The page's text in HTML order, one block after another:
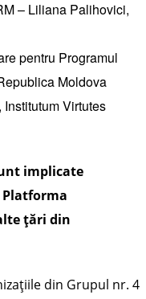
– Liliana Palihovici,
pentru Programul
Moldova
Virtutes
implicate
țări din
din Grupul nr. 4